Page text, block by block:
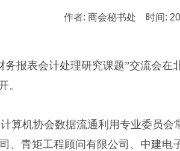
作者: 商会秘书处 时间:
报表会计处理研究课题”交流会在
。
算机协会数据流通利用专业委员会
、青矩工程顾问有限公司、中建电